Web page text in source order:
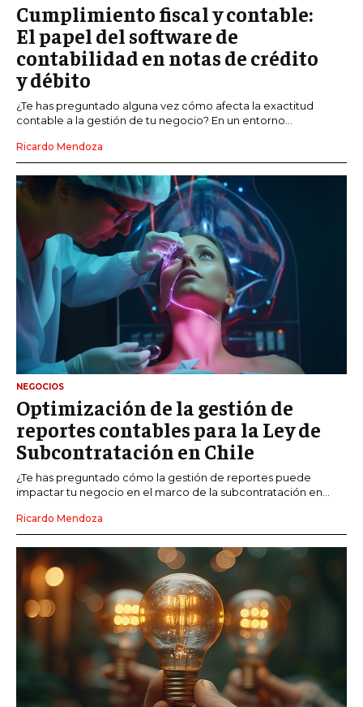
Cumplimiento fiscal y contable:
El papel del software de
contabilidad en notas de crédito
y débito
¿Te has preguntado alguna vez cómo afecta la exactitud
contable a la gestión de tu negocio? En un entorno...
Ricardo Mendoza
NEGOCIOS
Optimización de la gestión de
reportes contables para la Ley de
Subcontratación en Chile
¿Te has preguntado cómo la gestión de reportes puede
impactar tu negocio en el marco de la subcontratación en...
Ricardo Mendoza